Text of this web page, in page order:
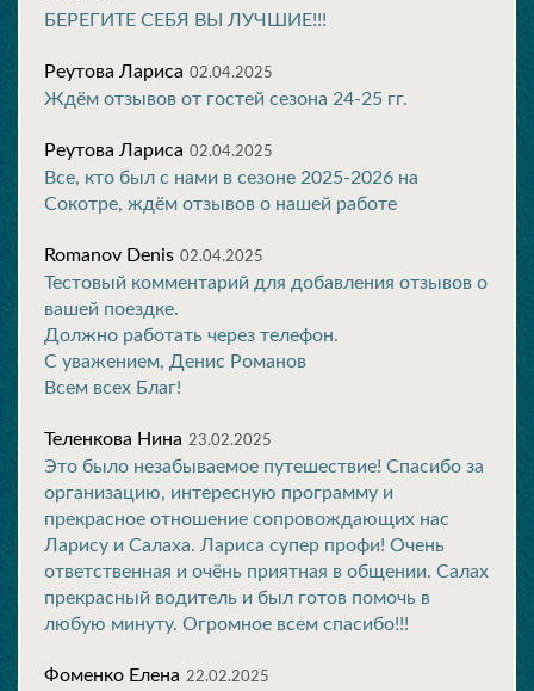
БЕРЕГИТЕ СЕБЯ ВЫ ЛУЧШИЕ!!!
Реутова Лариса 02.04.2025
Ждём отзывов от гостей сезона 24-25 гг.
Реутова Лариса 02.04.2025
Все, кто был с нами в сезоне 2025-2026 на
Сокотре, ждём отзывов о нашей работе
Romanov Denis 02.04.2025
Тестовый комментарий для добавления отзывов о
вашей поездке.
Должно работать через телефон.
С уважением, Денис Романов
Всем всех Благ!
Теленкова Нина 23.02.2025
Это было незабываемое путешествие! Спасибо за
организацию, интересную программу и
прекрасное отношение сопровождающих нас
Ларису и Салаха. Лариса супер профи! Очень
ответственная и очёнь приятная в общении. Салах
прекрасный водитель и был готов помочь в
любую минуту. Огромное всем спасибо!!!
Фоменко Елена 22.02.2025